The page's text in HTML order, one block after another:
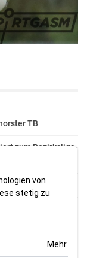
TB
zum Bezirksliga-
macht sich bereit
in die
von
stetig zu
Mehr